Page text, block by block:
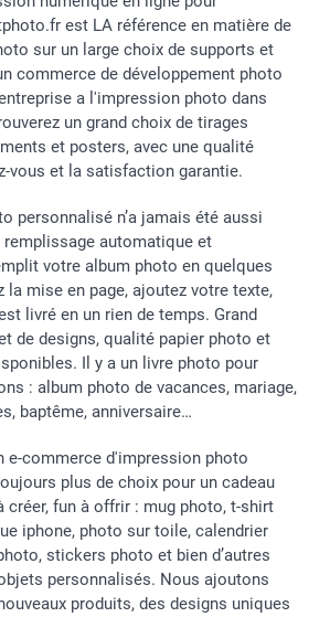
est LA référence en matière de
sur un large choix de supports et
commerce de développement photo
a l'impression photo dans
un grand choix de tirages
et posters, avec une qualité
vous et la satisfaction garantie.
personnalisé n’a jamais été aussi
automatique et
votre album photo en quelques
la mise en page, ajoutez votre texte,
livré en un rien de temps. Grand
de designs, qualité papier photo et
Il y a un livre photo pour
: album photo de vacances, mariage,
baptême, anniversaire…
e-commerce d'impression photo
plus de choix pour un cadeau
créer, fun à offrir : mug photo, t-shirt
iphone, photo sur toile, calendrier
stickers photo et bien d’autres
personnalisés. Nous ajoutons
produits, des designs uniques